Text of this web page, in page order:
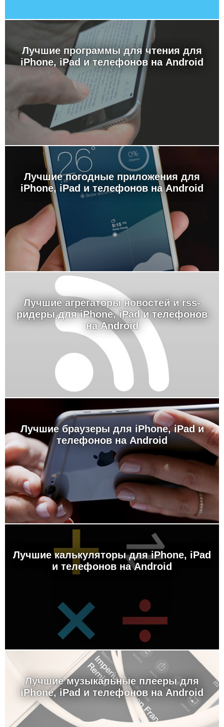
Лучшие программы для чтения для
iPhone, iPad и телефонов на Android
Лучшие погодные приложения для
iPhone, iPad и телефонов на Android
Лучшие агрегаторы новостей и rss-
ридеры для iPhone, iPad и телефонов
на Android
Лучшие браузеры для iPhone, iPad и
телефонов на Android
Лучшие калькуляторы для iPhone, iPad
и телефонов на Android
Лучшие музыкальные плееры для
iPhone, iPad и телефонов на Android